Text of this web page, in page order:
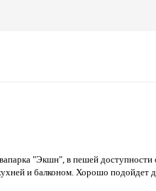
"Экшн", в пешей доступности
и балконом. Хорошо подойдет